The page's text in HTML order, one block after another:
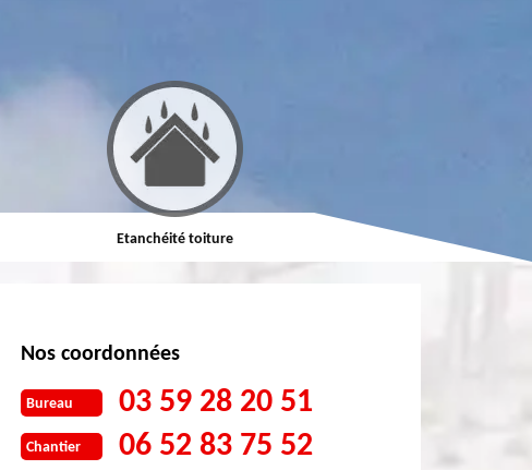
Etanchéité toiture Réparation de toiture
Nos coordonnées
Bureau 03 59 28 20 51
Chantier 06 52 83 75 52